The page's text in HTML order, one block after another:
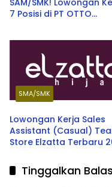
SAM/SMK! Lowongan
7 Posisi di PT OTTO
Berbagai Kota Terbaru
SMA/SMK
Lowongan Kerja Sales
Assistant (Casual)
Store Elzatta Terbaru
Tinggalkan